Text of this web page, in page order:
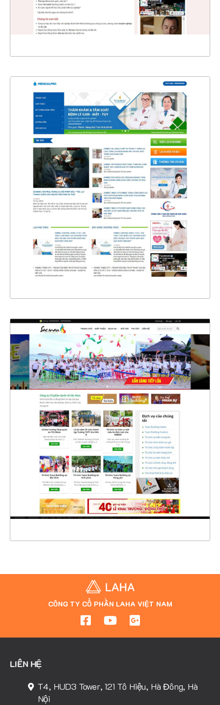
XEM THỰC TẾ
4338
CHI TIẾT
XEM THỰC TẾ
4394
CHI TIẾT
XEM THỰC TẾ
CÔNG TY CỔ PHẦN LAHA VIỆT NAM
LIÊN HỆ
T4, HUD3 Tower, 121 Tô Hiệu, Hà Đông, Hà
Nội